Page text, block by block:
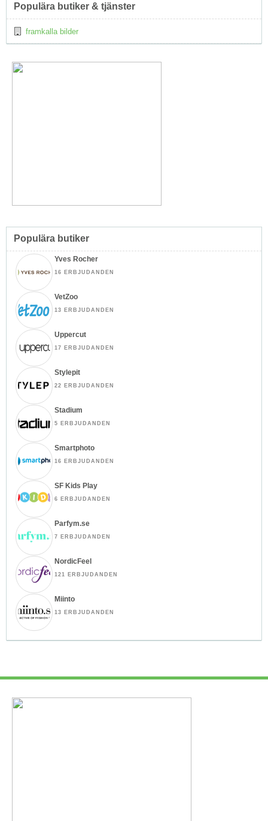
Populära butiker & tjänster
framkalla bilder
Populära butiker
Yves Rocher
16 ERBJUDANDEN
VetZoo
13 ERBJUDANDEN
Uppercut
17 ERBJUDANDEN
Stylepit
22 ERBJUDANDEN
Stadium
5 ERBJUDANDEN
Smartphoto
16 ERBJUDANDEN
SF Kids Play
6 ERBJUDANDEN
Parfym.se
7 ERBJUDANDEN
NordicFeel
121 ERBJUDANDEN
Miinto
13 ERBJUDANDEN